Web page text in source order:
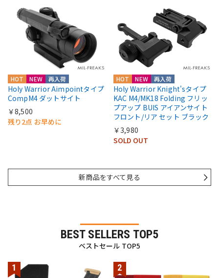
HOT NEW 再入荷
Holy Warrior Aimpointタイプ
CompM4 ダットサイト
￥8,500
残り2点 お早めに
HOT NEW 再入荷
Holy Warrior Knight'sタイプ
KAC M4/MK18 Folding フリッ
プアップ BUIS アイアンサイト
フロント/リア セット ブラック
￥3,980
SOLD OUT
新商品をすべて見る
BEST SELLERS TOP5
ベストセール TOP5